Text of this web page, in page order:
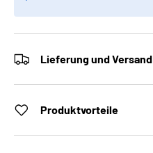
Lieferung und Versand
Produktvorteile